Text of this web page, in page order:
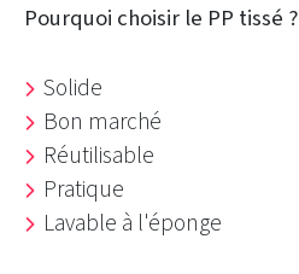
Pourquoi choisir le PP tissé ?
Solide
Bon marché
Réutilisable
Pratique
Lavable à l'éponge